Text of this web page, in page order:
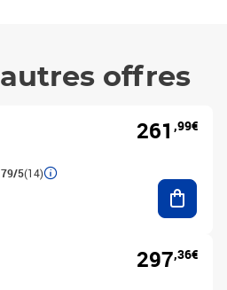
offres
5(14)
261 ,99€
297,36€